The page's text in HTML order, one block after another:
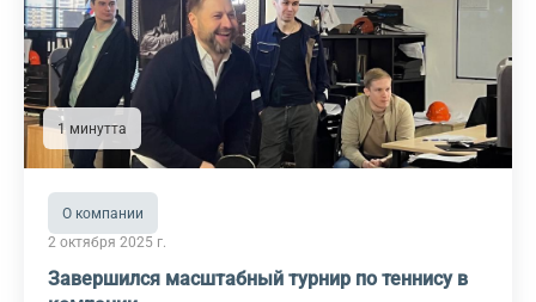
1 минутта
О компании
2 октября 2025 г.
Завершился масштабный турнир по теннису в